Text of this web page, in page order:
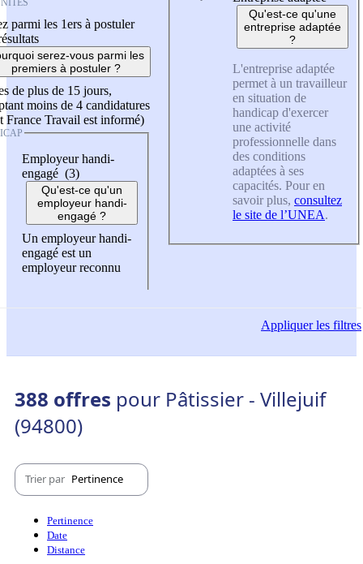
parmi les 1ers à postuler
serez-vous parmi les
premiers à postuler ?
de plus de 15 jours,
moins de 4 candidatures
France Travail est informé)
Employeur handi-
engagé (3)
Qu'est-ce qu'un
employeur handi-
engagé ?
Un employeur handi-
engagé est un
employeur reconnu
Qu'est-ce qu'une
entreprise adaptée
?
L'entreprise adaptée
permet à un travailleur
en situation de
handicap d'exercer
une activité
professionnelle dans
des conditions
adaptées à ses
capacités. Pour en
savoir plus, consultez
le site de l’UNEA.
Appliquerles filtres
388 offres pour Pâtissier - Villejuif
(94800)
Trier par Pertinence
Pertinence
Date
Distance